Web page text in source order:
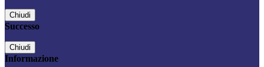
Chiudi
Successo
Chiudi
Informazione